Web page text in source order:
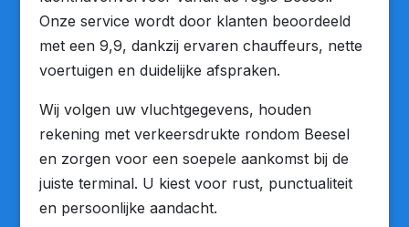
Onze service wordt door klanten beoordeeld
met een 9,9, dankzij ervaren chauffeurs, nette
voertuigen en duidelijke afspraken.
Wij volgen uw vluchtgegevens, houden
rekening met verkeersdrukte rondom Beesel
en zorgen voor een soepele aankomst bij de
juiste terminal. U kiest voor rust, punctualiteit
en persoonlijke aandacht.